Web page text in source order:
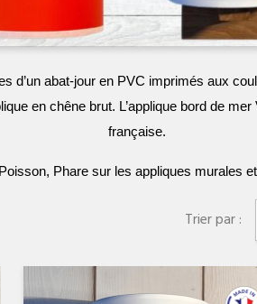
d’un abat-jour en PVC imprimés aux
en chêne brut. L’applique bord de
française.
Phare sur les appliques murales
Trier par :